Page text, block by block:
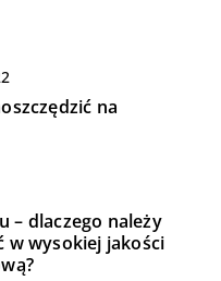
na
– dlaczego należy
w wysokiej jakości